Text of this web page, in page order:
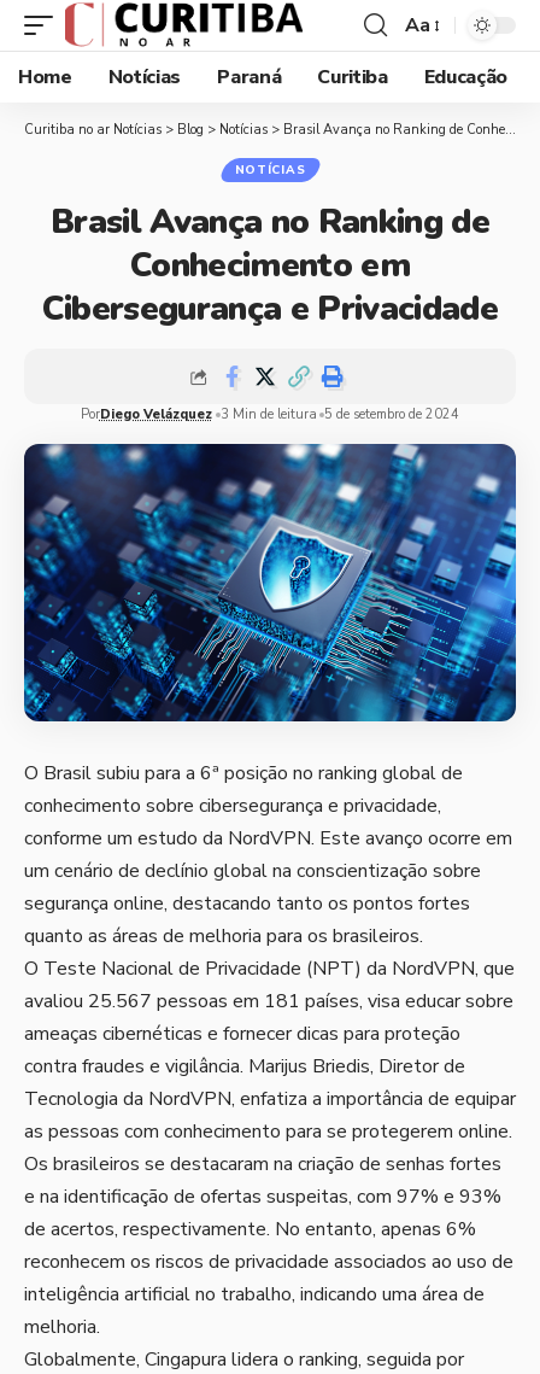
Aa
Home
Notícias Paraná Curitiba Educação
Curitiba no ar Notícias > Blog > Notícias > Brasil Avança no Ranking de Conhecimento em Cibersegurança e Privacidade
NOTÍCIAS
Brasil Avança no Ranking de
Conhecimento em
Cibersegurança e Privacidade
PorDiego Velázquez 3 Min de leitura 5 de setembro de 2024
O Brasil subiu para a 6ª posição no ranking global de
conhecimento sobre cibersegurança e privacidade,
conforme um estudo da NordVPN. Este avanço ocorre em
um cenário de declínio global na conscientização sobre
segurança online, destacando tanto os pontos fortes
quanto as áreas de melhoria para os brasileiros.
O Teste Nacional de Privacidade (NPT) da NordVPN, que
avaliou 25.567 pessoas em 181 países, visa educar sobre
ameaças cibernéticas e fornecer dicas para proteção
contra fraudes e vigilância. Marijus Briedis, Diretor de
Tecnologia da NordVPN, enfatiza a importância de equipar
as pessoas com conhecimento para se protegerem online.
Os brasileiros se destacaram na criação de senhas fortes
e na identificação de ofertas suspeitas, com 97% e 93%
de acertos, respectivamente. No entanto, apenas 6%
reconhecem os riscos de privacidade associados ao uso de
inteligência artificial no trabalho, indicando uma área de
melhoria.
Globalmente, Cingapura lidera o ranking, seguida por